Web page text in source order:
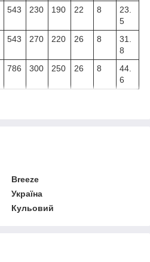
543 230 190 22 8
23.
5
543 270 220 26 8
31.
8
786 300 250 26 8
44.
6
Breeze
Україна
Кульовий